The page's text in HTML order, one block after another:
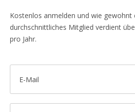
Kostenlos anmelden und wie gewohnt
durchschnittliches Mitglied verdient
pro Jahr.
E-Mail